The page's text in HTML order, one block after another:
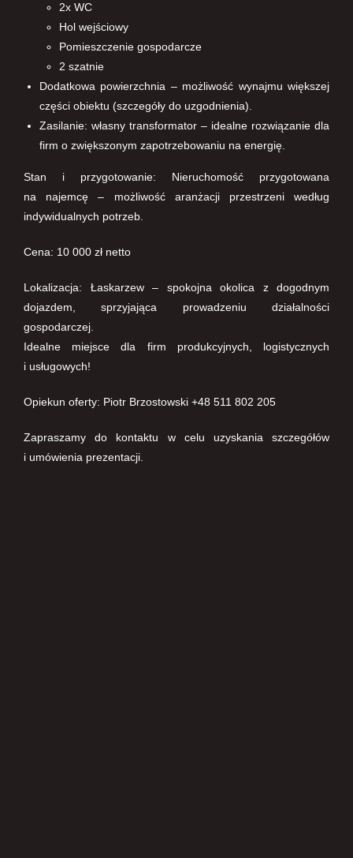
2x WC
Hol wejściowy
Pomieszczenie gospodarcze
2 szatnie
Dodatkowa powierzchnia – możliwość wynajmu większej
części obiektu (szczegóły do uzgodnienia).
Zasilanie: własny transformator – idealne rozwiązanie dla
firm o zwiększonym zapotrzebowaniu na energię.
Stan i przygotowanie: Nieruchomość przygotowana
na najemcę – możliwość aranżacji przestrzeni według
indywidualnych potrzeb.
Cena: 10 000 zł netto
Lokalizacja: Łaskarzew – spokojna okolica z dogodnym
dojazdem, sprzyjająca prowadzeniu działalności
gospodarczej.
Idealne miejsce dla firm produkcyjnych, logistycznych
i usługowych!
Opiekun oferty: Piotr Brzostowski +48 511 802 205
Zapraszamy do kontaktu w celu uzyskania szczegółów
i umówienia prezentacji.